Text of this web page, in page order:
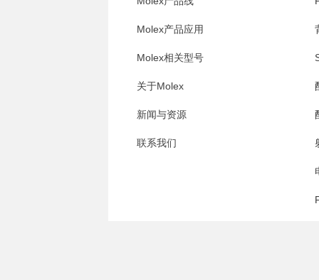
Molex产品应用
Molex相关型号
关于Molex
新闻与资源
联系我们